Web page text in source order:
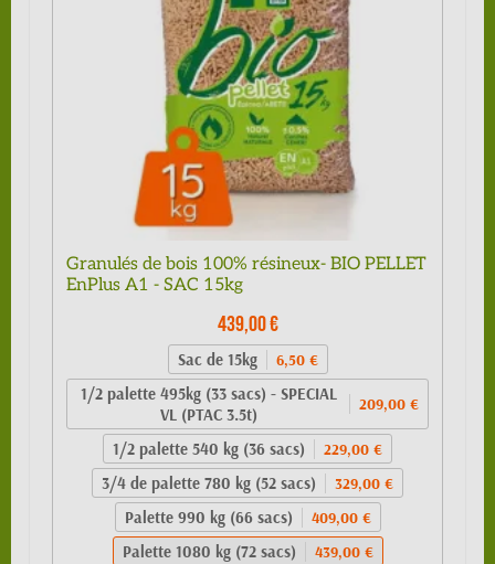
Granulés de bois 100% résineux- BIO PELLET
EnPlus A1 - SAC 15kg
439,00 €
Sac de 15kg 6,50 €
1/2 palette 495kg (33 sacs) - SPECIAL
VL (PTAC 3.5t)
209,00 €
1/2 palette 540 kg (36 sacs) 229,00 €
3/4 de palette 780 kg (52 sacs) 329,00 €
Palette 990 kg (66 sacs) 409,00 €
Palette 1080 kg (72 sacs) 439,00 €